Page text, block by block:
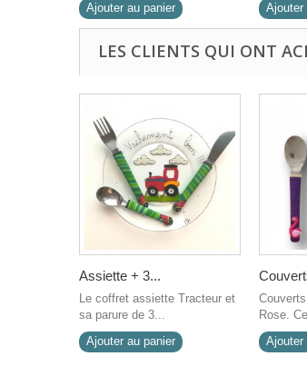
Ajouter au panier
Ajouter
LES CLIENTS QUI ONT
Assiette + 3...
Le coffret assiette Tracteur et
sa parure de 3...
Ajouter au panier
Rose.
Ajouter